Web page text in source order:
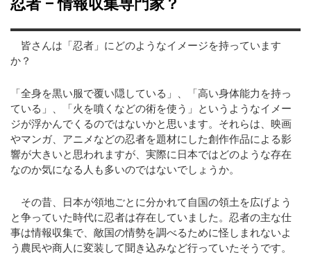
忍者 – 情報収集専門家？
皆さんは「忍者」にどのようなイメージを持っています
か？
「全身を黒い服で覆い隠している」、「高い身体能力を持っ
ている」、「火を噴くなどの術を使う」というようなイメー
ジが浮かんでくるのではないかと思います。それらは、映画
やマンガ、アニメなどの忍者を題材にした創作作品による影
響が大きいと思われますが、実際に日本ではどのような存在
なのか気になる人も多いのではないでしょうか。
その昔、日本が領地ごとに分かれて自国の領土を広げよう
と争っていた時代に忍者は存在していました。忍者の主な仕
事は情報収集で、敵国の情勢を調べるために怪しまれないよ
う農民や商人に変装して聞き込みなど行っていたそうです。